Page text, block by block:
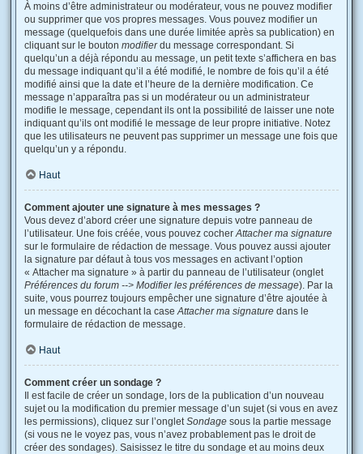
À moins d’être administrateur ou modérateur, vous ne pouvez modifier
ou supprimer que vos propres messages. Vous pouvez modifier un
message (quelquefois dans une durée limitée après sa publication) en
cliquant sur le bouton modifierdu message correspondant. Si
quelqu’un a déjà répondu au message, un petit texte s’affichera en bas
du message indiquant qu’il a été modifié, le nombre de fois qu’il a été
modifié ainsi que la date et l’heure de la dernière modification. Ce
message n’apparaîtra pas si un modérateur ou un administrateur
modifie le message, cependant ils ont la possibilité de laisser une note
indiquant qu’ils ont modifié le message de leur propre initiative. Notez
que les utilisateurs ne peuvent pas supprimer un message une fois que
quelqu’un y a répondu.
Haut
Comment ajouter une signature à mes messages ?
Vous devez d’abord créer une signature depuis votre panneau de
l’utilisateur. Une fois créée, vous pouvez cocherAttacher ma signature
sur le formulaire de rédaction de message. Vous pouvez aussi ajouter
la signature par défaut à tous vos messages en activant l’option
« Attacher ma signature » à partir du panneau de l’utilisateur (onglet
Préférences du forum --> Modifier les préférences de message). Par la
suite, vous pourrez toujours empêcher une signature d’être ajoutée à
un message en décochant la caseAttacher ma signature dans le
formulaire de rédaction de message.
Haut
Comment créer un sondage ?
Il est facile de créer un sondage, lors de la publication d’un nouveau
sujet ou la modification du premier message d’un sujet (si vous en avez
les permissions), cliquez sur l’ongletSondage sous la partie message
(si vous ne le voyez pas, vous n’avez probablement pas le droit de
créer des sondages). Saisissez le titre du sondage et au moins deux